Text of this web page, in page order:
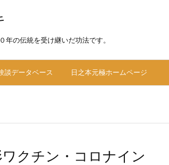
の伝統を受け継いだ功法です。
談データベース 日之本元極ホームページ
クチン・コロナイン